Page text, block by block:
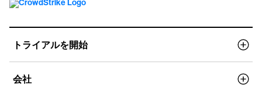
トライアルを開始
会社